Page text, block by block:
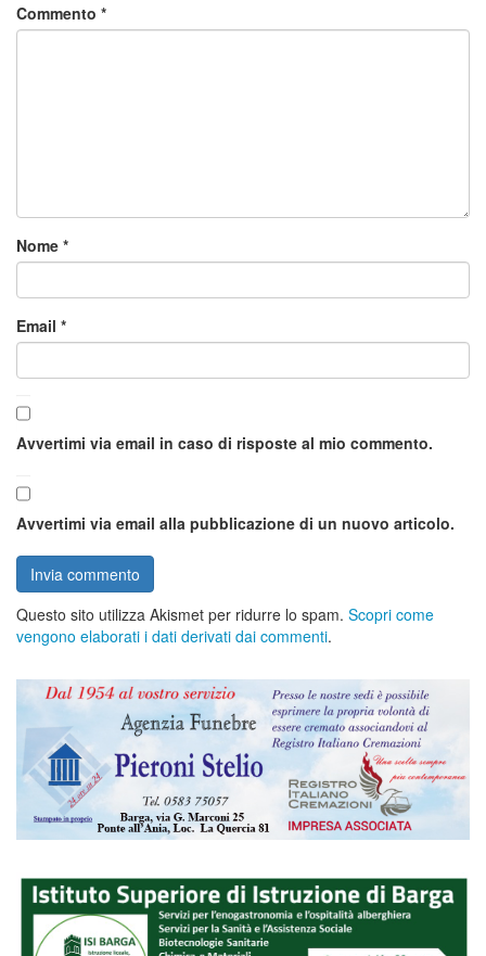
Commento *
Nome *
Email *
Avvertimi via email in caso di risposte al mio commento.
Avvertimi via email alla pubblicazione di un nuovo articolo.
Questo sito utilizza Akismet per ridurre lo spam. Scopri come
vengono elaborati i dati derivati dai commenti.